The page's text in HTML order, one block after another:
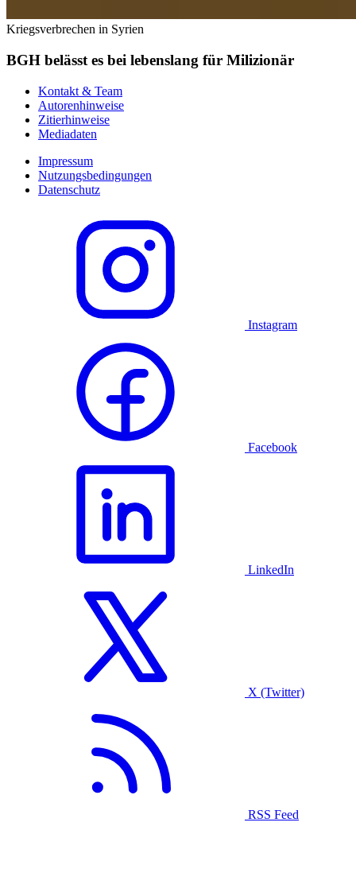
Kriegsverbrechen in Syrien
BGH belässt es bei lebenslang für Milizionär
Kontakt & Team
Autorenhinweise
Zitierhinweise
Mediadaten
Impressum
Nutzungsbedingungen
Datenschutz
Instagram
Facebook
LinkedIn
X (Twitter)
RSS Feed